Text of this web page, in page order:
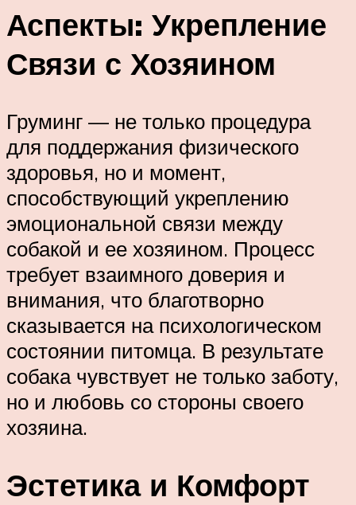
Аспекты: Укрепление
Связи с Хозяином
Груминг — не только процедура
для поддержания физического
здоровья, но и момент,
способствующий укреплению
эмоциональной связи между
собакой и ее хозяином. Процесс
требует взаимного доверия и
внимания, что благотворно
сказывается на психологическом
состоянии питомца. В результате
собака чувствует не только заботу,
но и любовь со стороны своего
хозяина.
Эстетика и Комфорт